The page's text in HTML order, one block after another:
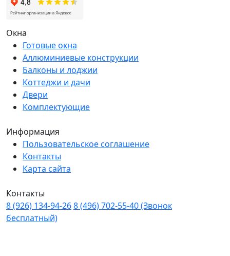
Окна
Готовые окна
Аллюминиевые конструкции
Балконы и лоджии
Коттеджи и дачи
Двери
Комплектующие
Информация
Пользовательское соглашение
Контакты
Карта сайта
Контакты
8 (926) 134-94-268 (496) 702-55-40(Звонок
бесплатный)